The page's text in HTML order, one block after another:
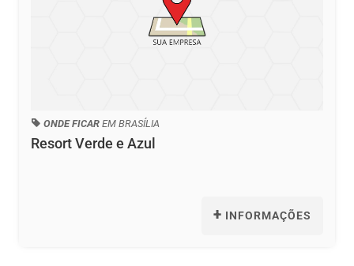
ONDE FICAR EM BRASÍLIA
Resort Verde e Azul
+ INFORMAÇÕES